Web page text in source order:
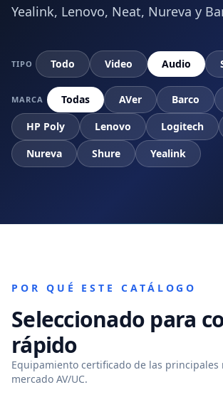
Yealink, Lenovo, Neat, Nureva y
TIPO Todo Video Audio
MARCA Todas AVer Barco
HP Poly
Lenovo Logitech
Nureva
Shure Yealink
POR QUÉ ESTE CATÁLOGO
Seleccionado para
rápido
Equipamiento certificado de las principales
mercado AV/UC.